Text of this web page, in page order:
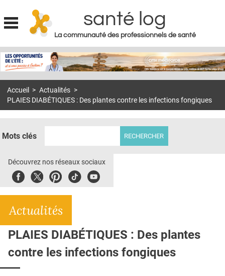
Jump to navigation
santé log
La communauté des professionnels de santé
MON COMPTE
S'ABONNER À LA REVUE SOIN À DOMICILE
DOSSIERS
E-REVUE SAD
L'APP
QUI SOMMES-NOUS ?
PUBLICITÉ
CONDITIONS GÉNÉRALES
Accueil > Actualités >
PLAIES DIABÉTIQUES : Des plantes contre les infections fongiques
Mots clés
Découvrez nos réseaux sociaux
FacebookTwitterPinterest
TiktokYoubute
Actualités
PLAIES DIABÉTIQUES : Des plantes
contre les infections fongiques